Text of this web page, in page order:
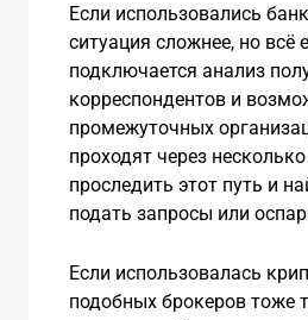
Если использовались
ситуация сложнее, но всё
подключается анализ
корреспондентов и
промежуточных
проходят через
проследить этот путь и
подать запросы или
Если использовалась
подобных брокеров тоже